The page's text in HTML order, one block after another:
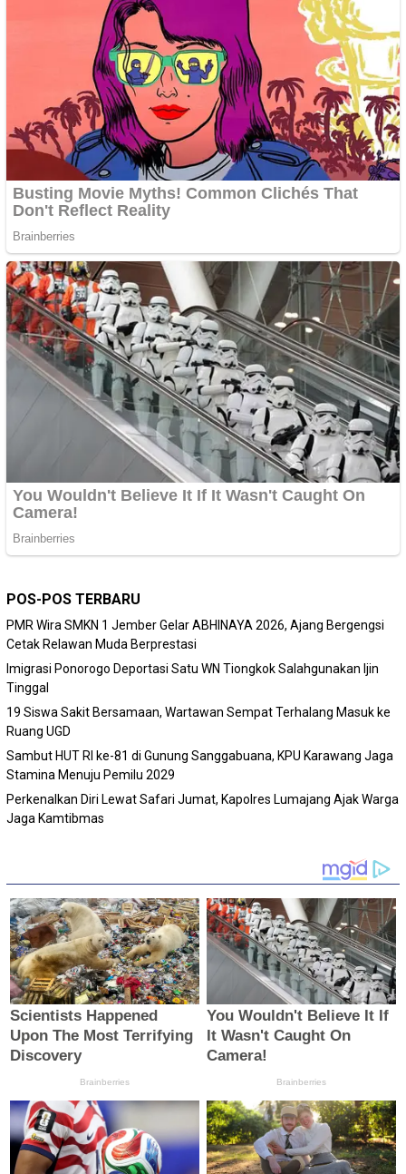
POS-POS TERBARU
PMR Wira SMKN 1 Jember Gelar ABHINAYA 2026, Ajang Bergengsi
Cetak Relawan Muda Berprestasi
Imigrasi Ponorogo Deportasi Satu WN Tiongkok Salahgunakan Ijin
Tinggal
19 Siswa Sakit Bersamaan, Wartawan Sempat Terhalang Masuk ke
Ruang UGD
Sambut HUT RI ke-81 di Gunung Sanggabuana, KPU Karawang Jaga
Stamina Menuju Pemilu 2029
Perkenalkan Diri Lewat Safari Jumat, Kapolres Lumajang Ajak Warga
Jaga Kamtibmas